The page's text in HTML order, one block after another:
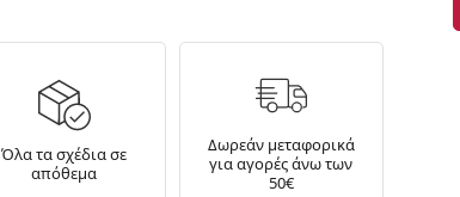
Όλα τα σχέδια σε
απόθεμα
Δωρεάν μεταφορικά
για αγορές άνω των
50€